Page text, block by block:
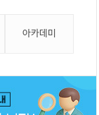
아카데미